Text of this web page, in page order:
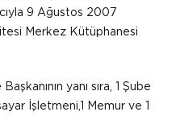
9 Ağustos 2007
Merkez Kütüphanesi
yanı sıra, 1 Şube
İşletmeni,1 Memur ve 1